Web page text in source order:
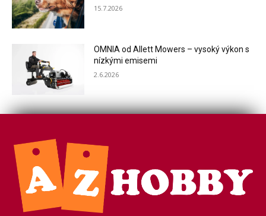
15.7.2026
OMNIA od Allett Mowers – vysoký výkon s
nízkými emisemi
2.6.2026